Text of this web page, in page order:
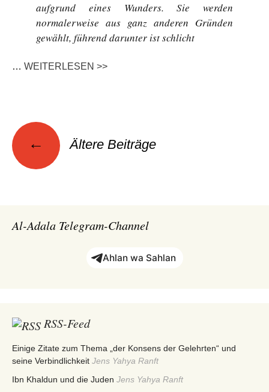
aufgrund eines Wunders. Sie werden
normalerweise aus ganz anderen Gründen
gewählt, führend darunter ist schlicht
… WEITERLESEN >>
Beitragsnavigation
← Ältere Beiträge
Al-Adala Telegram-Channel
Ahlan wa Sahlan
RSS-Feed
Einige Zitate zum Thema „der Konsens der Gelehrten“ und
seine Verbindlichkeit Jens Yahya Ranft
Ibn Khaldun und die Juden Jens Yahya Ranft